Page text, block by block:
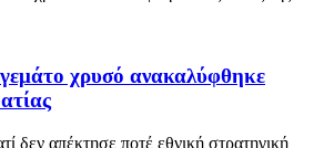
χρυσό ανακαλύφθηκε